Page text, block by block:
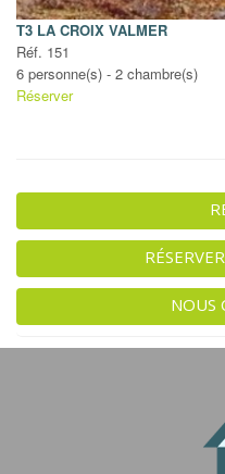
T3 LA CROIX VALMER
Réf. 151
6 personne(s) - 2 chambre(s)
Réserver
NOUS